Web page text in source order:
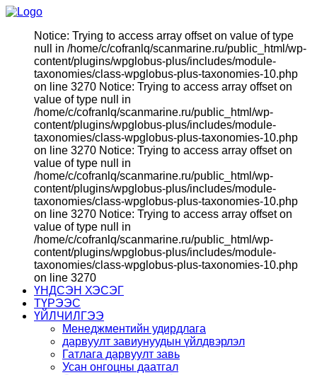
Notice: Trying to access array offset on value of type
null in /home/c/cofranlq/scanmarine.ru/public_html/wp-
content/plugins/wpglobus-plus/includes/module-
taxonomies/class-wpglobus-plus-taxonomies-10.php
on line 3270 Notice: Trying to access array offset on
value of type null in
/home/c/cofranlq/scanmarine.ru/public_html/wp-
content/plugins/wpglobus-plus/includes/module-
taxonomies/class-wpglobus-plus-taxonomies-10.php
on line 3270 Notice: Trying to access array offset on
value of type null in
/home/c/cofranlq/scanmarine.ru/public_html/wp-
content/plugins/wpglobus-plus/includes/module-
taxonomies/class-wpglobus-plus-taxonomies-10.php
on line 3270 Notice: Trying to access array offset on
value of type null in
/home/c/cofranlq/scanmarine.ru/public_html/wp-
content/plugins/wpglobus-plus/includes/module-
taxonomies/class-wpglobus-plus-taxonomies-10.php
on line 3270
ҮНДСЭН ХЭСЭГ
ТҮРЭЭС
ҮЙЛЧИЛГЭЭ
Менеджментийн удирдлага
дарвуулт завиунуудын үйлдвэрлэл
Гатлага дарвуулт завь
Усан онгоцны даатгал